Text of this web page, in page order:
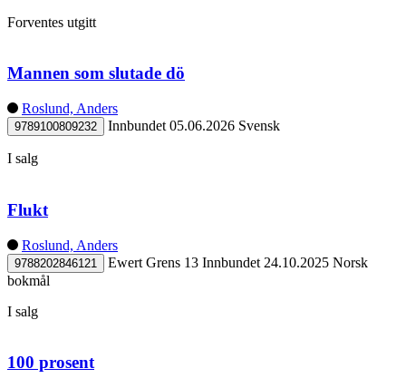
Forventes utgitt
Mannen som slutade dö
Roslund, Anders
9789100809232 Innbundet 05.06.2026 Svensk
I salg
Flukt
Roslund, Anders
9788202846121 Ewert Grens 13 Innbundet 24.10.2025 Norsk
bokmål
I salg
100 prosent